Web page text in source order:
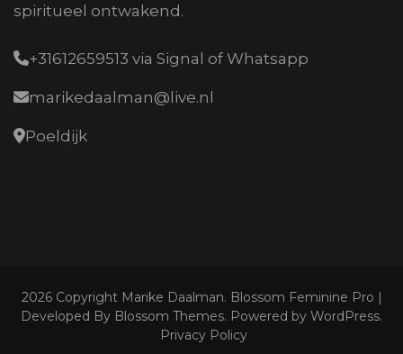
spiritueel ontwakend.
+31612659513 via Signal of Whatsapp
marikedaalman@live.nl
Poeldijk
2026 Copyright Marike Daalman. Blossom Feminine Pro |
Developed By Blossom Themes. Powered by WordPress.
Privacy Policy